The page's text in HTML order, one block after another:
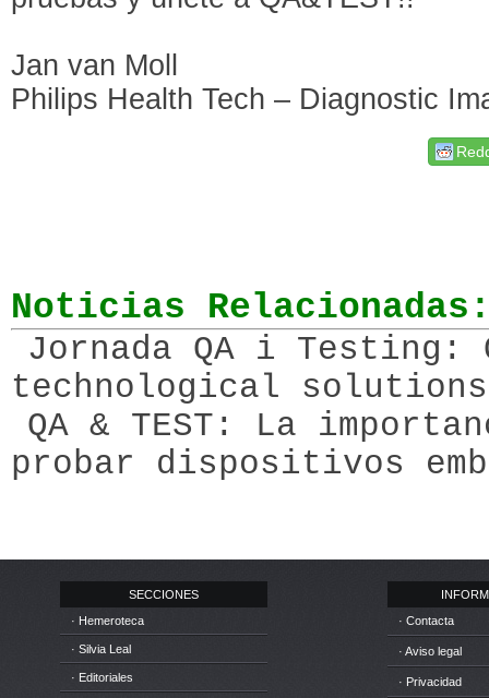
Jan van Moll
Philips Health Tech – Diagnostic
Noticias
Jornada QA i Testing:
technological solutions
QA & TEST: La
probar dispositivos
SECCIONES
· Hemeroteca
· Silvia Leal
· Editoriales
· Contacta
· Aviso legal
· Privacidad